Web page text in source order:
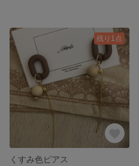
残り1点
くすみ色ピアス